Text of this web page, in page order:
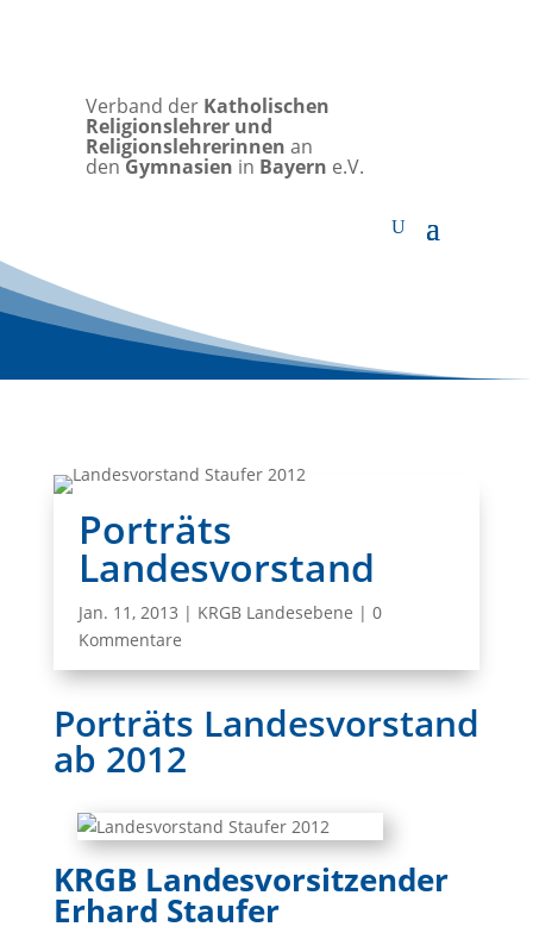
Verband der Katholischen
Religionslehrer und
Religionslehrerinnen an
denGymnasien in Bayern e.V.
Porträts
Landesvorstand
Jan. 11, 2013 | KRGB Landesebene | 0
Kommentare
Porträts Landesvorstand
ab 2012
KRGB Landesvorsitzender
Erhard Staufer